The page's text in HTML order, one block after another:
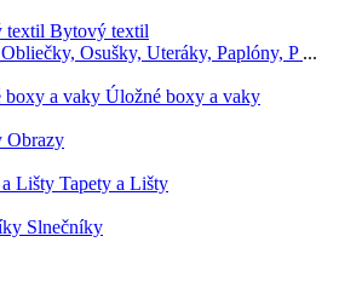
Bytový textil
Obliečky, Osušky, Uteráky, Paplóny, P ...
Úložné boxy a vaky
Obrazy
Tapety a Lišty
Slnečníky